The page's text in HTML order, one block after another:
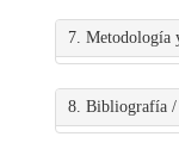
7. Metodología
8. Bibliografía /